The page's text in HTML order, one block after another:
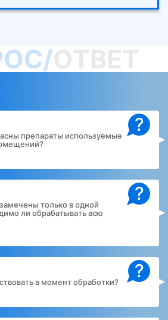
?
препараты используемые
?
только в одной
ли обрабатывать всю
?
в момент обработки?